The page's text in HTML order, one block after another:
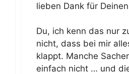
lieben Dank für
Du, ich kenn das nur
nicht, dass bei mir
klappt. Manche
einfach nicht … und